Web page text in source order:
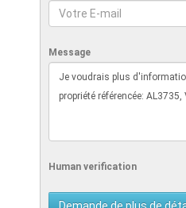
Message
Human verification